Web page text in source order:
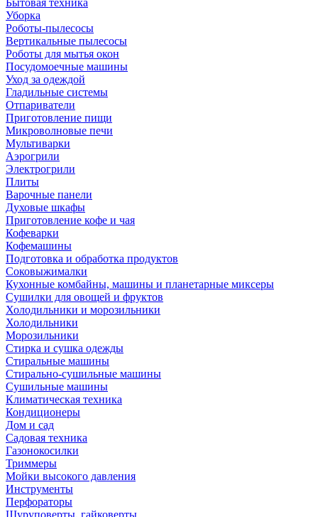
Бытовая техника
Уборка
Роботы-пылесосы
Вертикальные пылесосы
Роботы для мытья окон
Посудомоечные машины
Уход за одеждой
Гладильные системы
Отпариватели
Приготовление пищи
Микроволновые печи
Мультиварки
Аэрогрили
Электрогрили
Плиты
Варочные панели
Духовые шкафы
Приготовление кофе и чая
Кофеварки
Кофемашины
Подготовка и обработка продуктов
Соковыжималки
Кухонные комбайны, машины и планетарные миксеры
Сушилки для овощей и фруктов
Холодильники и морозильники
Холодильники
Морозильники
Стирка и сушка одежды
Стиральные машины
Стирально-сушильные машины
Сушильные машины
Климатическая техника
Кондиционеры
Дом и сад
Садовая техника
Газонокосилки
Триммеры
Мойки высокого давления
Инструменты
Перфораторы
Шуруповерты, гайковерты